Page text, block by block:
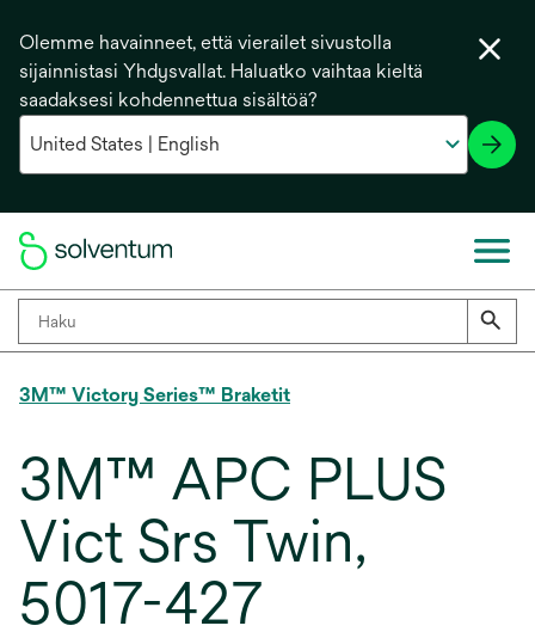
Olemme havainneet, että vierailet sivustolla
sijainnistasi Yhdysvallat. Haluatko vaihtaa kieltä
saadaksesi kohdennettua sisältöä?
3M™ Victory Series™ Braketit
3M™ APC PLUS
Vict Srs Twin,
5017-427